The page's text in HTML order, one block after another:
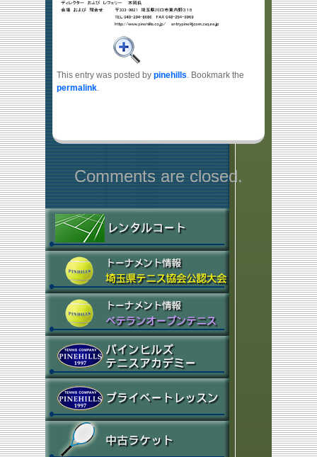
This entry was posted by pinehills. Bookmark the
permalink.
Comments are closed.